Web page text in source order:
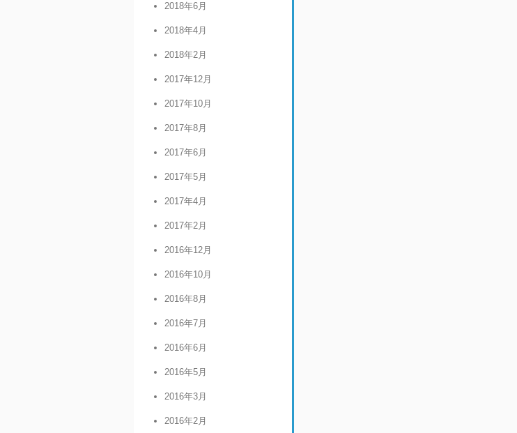
2018年6月
2018年4月
2018年2月
2017年12月
2017年10月
2017年8月
2017年6月
2017年5月
2017年4月
2017年2月
2016年12月
2016年10月
2016年8月
2016年7月
2016年6月
2016年5月
2016年3月
2016年2月